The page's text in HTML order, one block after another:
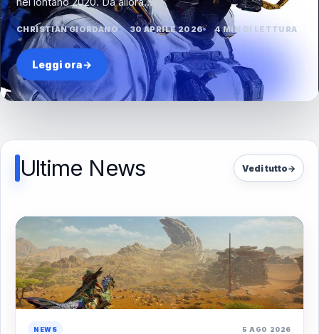
CHRISTIAN GIORDANO 30 APRILE 2026 4 MIN DI LETTURA
Leggi ora→
Ultime News Vedi tutto→
NEWS 5 AGO 2026